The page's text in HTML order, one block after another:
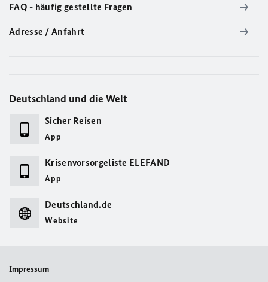
FAQ - häufig gestellte Fragen
Adresse / Anfahrt
Deutschland und die Welt
Sicher Reisen
App
Krisenvorsorgeliste ELEFAND
App
Deutschland.de
Website
Impressum